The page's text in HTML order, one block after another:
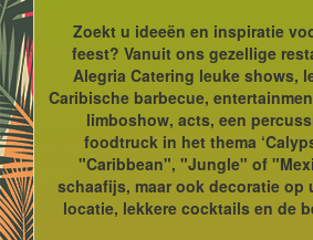
Zoekt u ideeën en inspiratie
feest? Vanuit ons gezellige
Alegria Catering leuke shows,
Caribische barbecue,
limboshow, acts, een
foodtruck in het thema
"Caribbean", "Jungle" of
schaafijs, maar ook decoratie op
locatie, lekkere cocktails en de